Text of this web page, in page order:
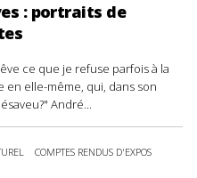
: portraits de
ce que je refuse parfois à la
elle-même, qui, dans son
André...
COMPTES RENDUS D'EXPOS